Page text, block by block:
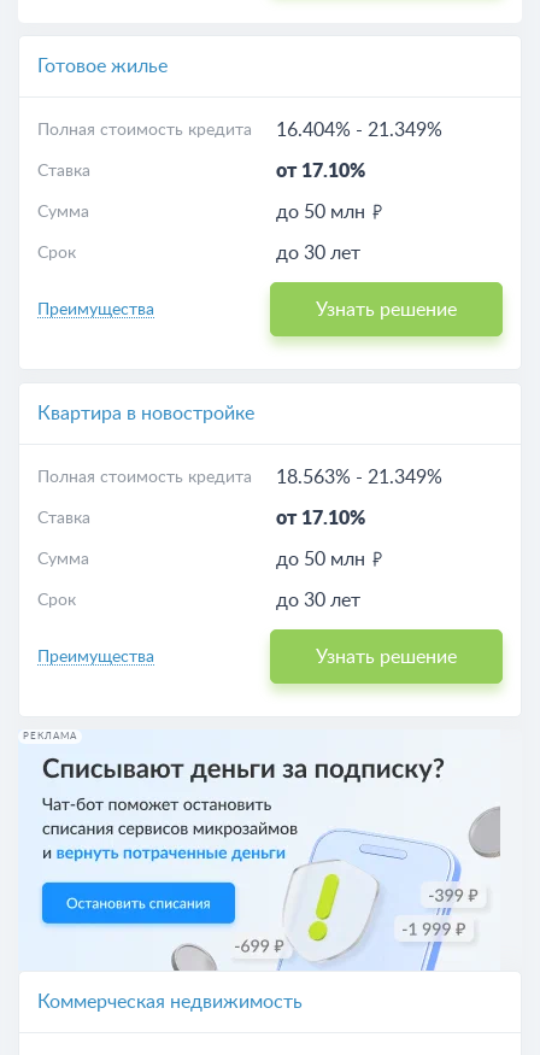
Готовое жилье
Полная стоимость кредита 16.404% - 21.349%
Ставка от 17.10%
Сумма до 50 млн
Срок до 30 лет
Преимущества Узнать решение
Квартира в новостройке
Полная стоимость кредита 18.563% - 21.349%
Ставка от 17.10%
Сумма до 50 млн
Срок до 30 лет
Преимущества Узнать решение
РЕКЛАМА
Коммерческая недвижимость